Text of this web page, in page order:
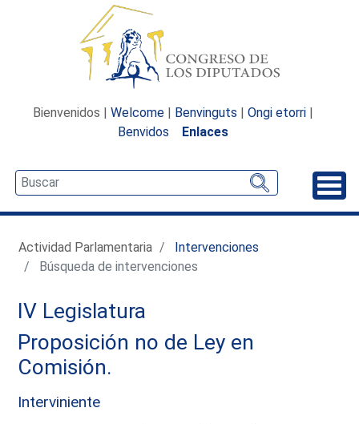
Bienvenidos | Welcome | Benvinguts | Ongi etorri |
Benvidos
Enlaces
Actividad Parlamentaria
Intervenciones
Búsqueda de intervenciones
IV Legislatura
Proposición no de Ley en
Comisión.
Interviniente